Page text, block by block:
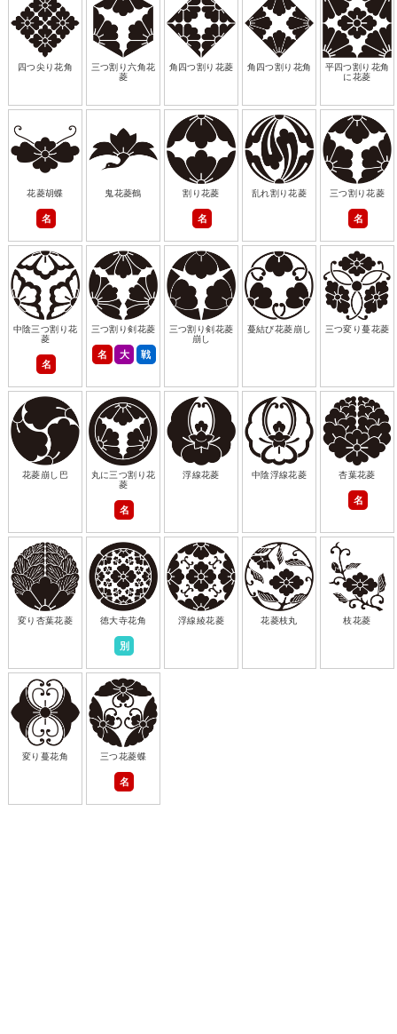
四つ尖り花角
三つ割り六角花
菱
角四つ割り花菱 角四つ割り花角
平四つ割り花角
に花菱
花菱胡蝶
名
鬼花菱鶴 割り花菱
名
乱れ割り花菱 三つ割り花菱
名
中陰三つ割り花
菱
名
三つ割り剣花菱
名 大 戦
三つ割り剣花菱
崩し
蔓結び花菱崩し 三つ変り蔓花菱
花菱崩し巴
丸に三つ割り花
菱
名
浮線花菱 中陰浮線花菱 杏葉花菱
名
変り杏葉花菱 徳大寺花角
別
浮線綾花菱 花菱枝丸 枝花菱
変り蔓花角 三つ花菱蝶
名